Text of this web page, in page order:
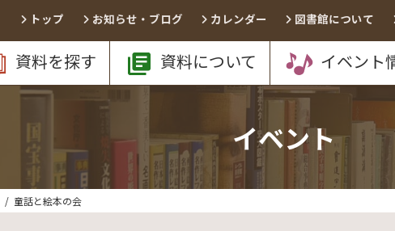
トップ お知らせ・ブログ カレンダー 図書館について
資料を探す 資料について イベント
イベント
童話と絵本の会